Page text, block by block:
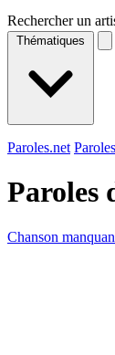
Rechercher un
Thématiques
Paroles.net
Paroles
Chanson